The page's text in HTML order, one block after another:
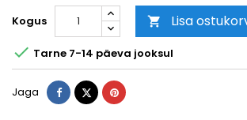
Kogus  Lisa
 Tarne 7-14 päeva jooksul
Jaga Jaga TweetPinterest